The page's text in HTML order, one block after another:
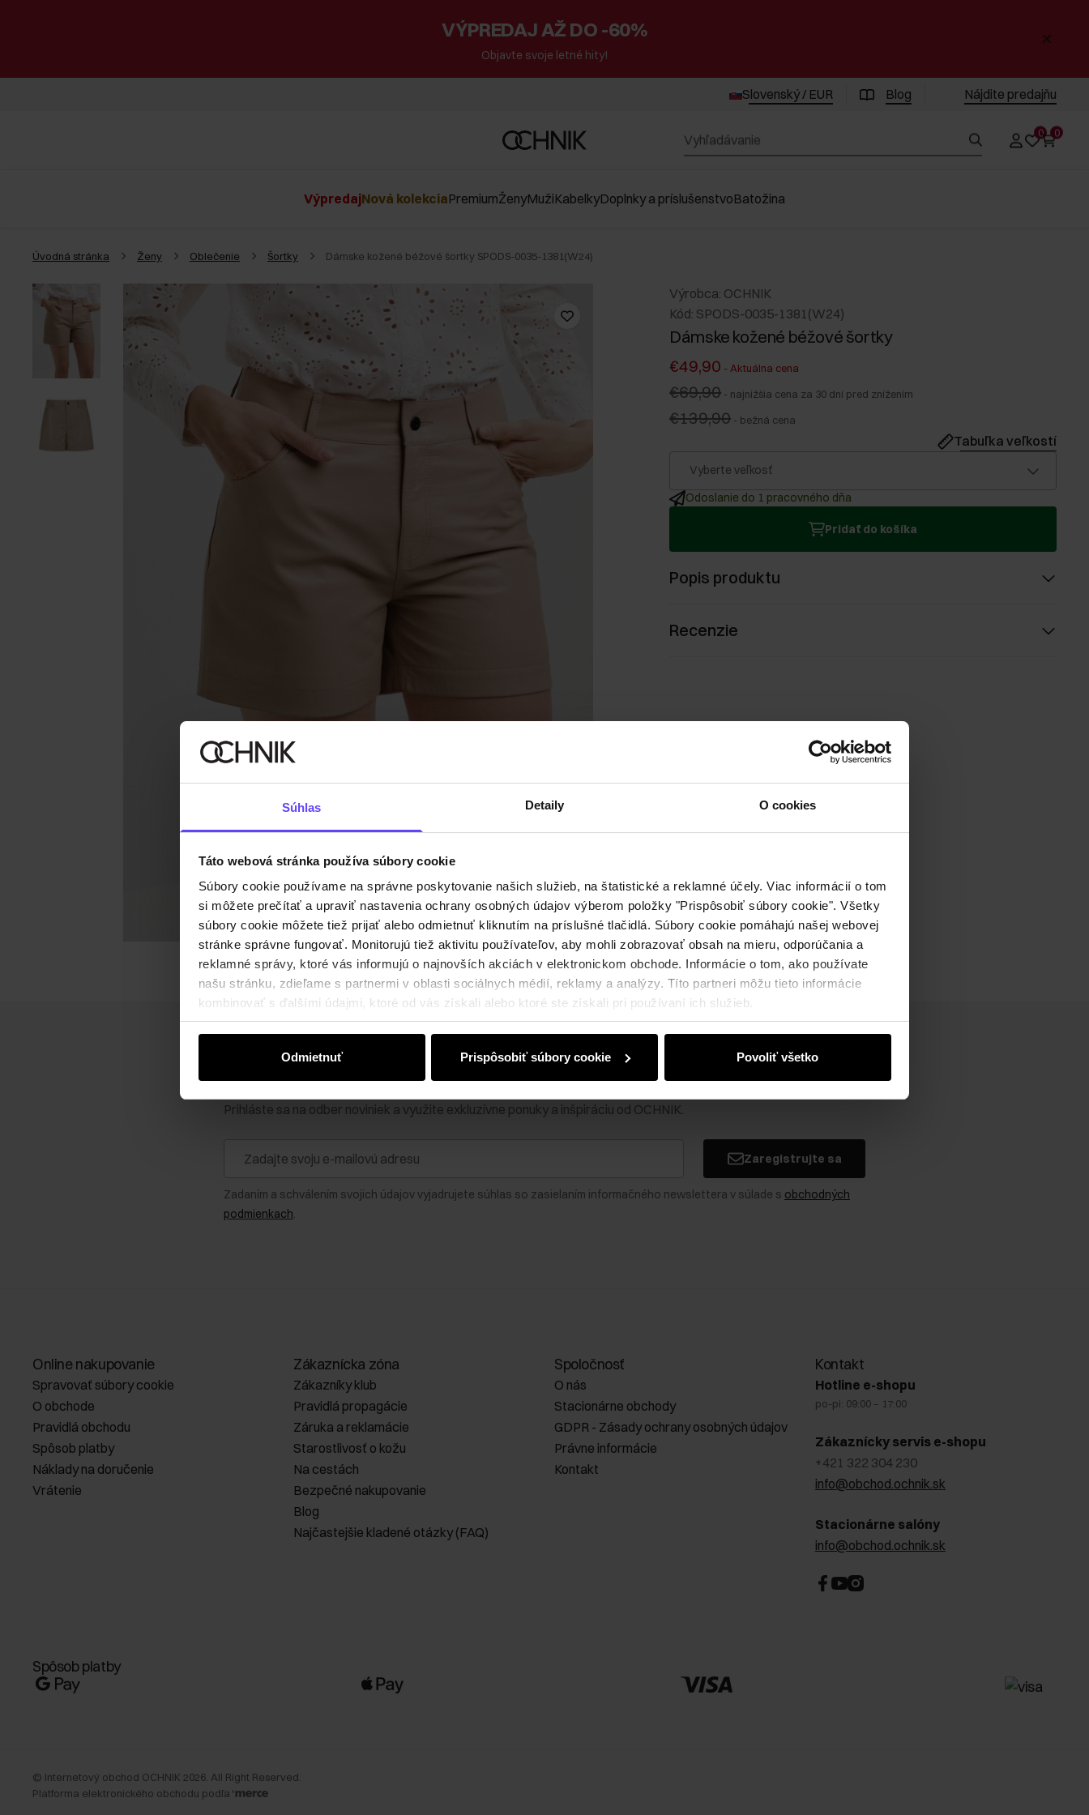
Súhlas Detaily O cookies
Táto webová stránka používa súbory cookie
Súbory cookie používame na správne poskytovanie našich služieb, na štatistické a reklamné účely. Viac informácií o tom
si môžete prečítať a upraviť nastavenia ochrany osobných údajov výberom položky "Prispôsobiť súbory cookie". Všetky
súbory cookie môžete tiež prijať alebo odmietnuť kliknutím na príslušné tlačidlá. Súbory cookie pomáhajú našej webovej
stránke správne fungovať. Monitorujú tiež aktivitu používateľov, aby mohli zobrazovať obsah na mieru, odporúčania a
reklamné správy, ktoré vás informujú o najnovších akciách v elektronickom obchode. Informácie o tom, ako používate
našu stránku, zdieľame s partnermi v oblasti sociálnych médií, reklamy a analýzy. Títo partneri môžu tieto informácie
kombinovať s ďalšími údajmi, ktoré od vás získali alebo ktoré ste získali pri používaní ich služieb.
Odmietnuť Prispôsobiť súbory cookie Povoliť všetko
VÝPREDAJ AŽ DO -60%
Objavte svoje letné hity!
Slovenský / EUR Blog Nájdite predajňu
0 0
VýpredajNová kolekciaPremiumŽenyMužiKabelkyDoplnky a príslušenstvoBatožina
Úvodná stránka Ženy Oblečenie Šortky Dámske kožené béžové šortky SPODS-0035-1381(W24)
Výrobca: OCHNIK
Kód: SPODS-0035-1381(W24)
Dámske kožené béžové šortky
€49,90 - Aktuálna cena
€69,90 - najnižšia cena za 30 dní pred znížením
€139,90 - bežná cena
Tabuľka veľkostí
Vyberte veľkosť
Odoslanie do 1 pracovného dňa
Pridať do košíka
Popis produktu
Recenzie
Získajte zľavu 10 € na prvý nákup!
Prihláste sa na odber noviniek a využite exkluzívne ponuky a inšpiráciu od OCHNIK.
Zaregistrujte sa
Zadaním a schválením svojich údajov vyjadrujete súhlas so zasielaním informačného newslettera v súlade s obchodných
podmienkach.
Online nakupovanie
Spravovať súbory cookie
O obchode
Pravidlá obchodu
Spôsob platby
Náklady na doručenie
Vrátenie
Zákaznícka zóna
Zákazníky klub
Pravidlá propagácie
Záruka a reklamácie
Starostlivosť o kožu
Na cestách
Bezpečné nakupovanie
Blog
Najčastejšie kladené otázky (FAQ)
Spoločnosť
O nás
Stacionárne obchody
GDPR - Zásady ochrany osobných údajov
Právne informácie
Kontakt
Kontakt
Hotline e-shopu
po-pi: 09:00 – 17:00
Zákaznícky servis e-shopu
+421 322 304 230
info@obchod.ochnik.sk
Stacionárne salóny
info@obchod.ochnik.sk
Spôsob platby
© Internetový obchod OCHNIK 2026. All Right Reserved.
Platforma elektronického obchodu podľa